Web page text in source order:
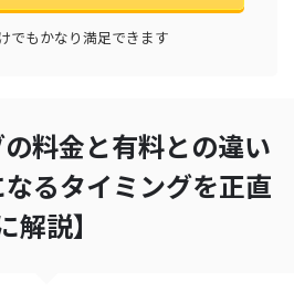
でもかなり満足できます
料金と有料との違い
なるタイミングを正直
解説】